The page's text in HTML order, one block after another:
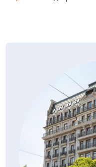
Джерелом
з пластикових труб. В
в квартирах
Витяжна вентиляція
передбачена через
ванних кімнат.
Водопостачання і
— Внутрішній
поліетилену.
— На введенні в кожну
— Господарсько-
Дозвіл на
PDF, 1.63Мб